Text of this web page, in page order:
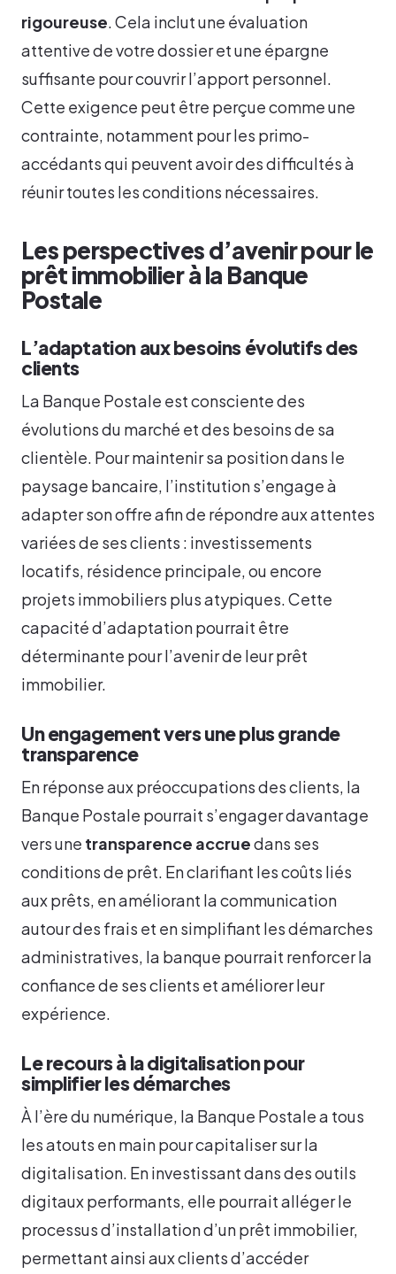
rigoureuse. Cela inclut une évaluation
attentive de votre dossier et une épargne
suffisante pour couvrir l’apport personnel.
Cette exigence peut être perçue comme une
contrainte, notamment pour les primo-
accédants qui peuvent avoir des difficultés à
réunir toutes les conditions nécessaires.
Les perspectives d’avenir pour le
prêt immobilier à la Banque
Postale
L’adaptation aux besoins évolutifs des
clients
La Banque Postale est consciente des
évolutions du marché et des besoins de sa
clientèle. Pour maintenir sa position dans le
paysage bancaire, l’institution s’engage à
adapter son offre afin de répondre aux attentes
variées de ses clients : investissements
locatifs, résidence principale, ou encore
projets immobiliers plus atypiques. Cette
capacité d’adaptation pourrait être
déterminante pour l’avenir de leur prêt
immobilier.
Un engagement vers une plus grande
transparence
En réponse aux préoccupations des clients, la
Banque Postale pourrait s’engager davantage
vers une transparence accruedans ses
conditions de prêt. En clarifiant les coûts liés
aux prêts, en améliorant la communication
autour des frais et en simplifiant les démarches
administratives, la banque pourrait renforcer la
confiance de ses clients et améliorer leur
expérience.
Le recours à la digitalisation pour
simplifier les démarches
À l’ère du numérique, la Banque Postale a tous
les atouts en main pour capitaliser sur la
digitalisation. En investissant dans des outils
digitaux performants, elle pourrait alléger le
processus d’installation d’un prêt immobilier,
permettant ainsi aux clients d’accéder